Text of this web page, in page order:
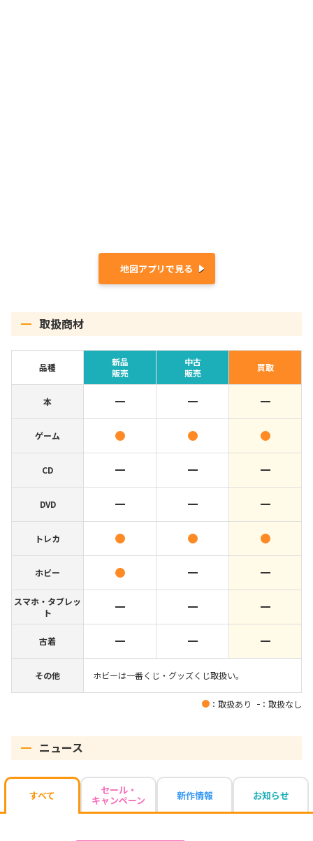
地図アプリで見る
取扱商材
品種
新品
販売
中古
販売
買取
本
ゲーム
CD
DVD
トレカ
ホビー
スマホ・タブレッ
ト
古着
その他 ホビーは一番くじ・グッズくじ取扱い。
：取扱あり ：取扱なし
ニュース
すべて セール・
キャンペーン 新作情報 お知らせ